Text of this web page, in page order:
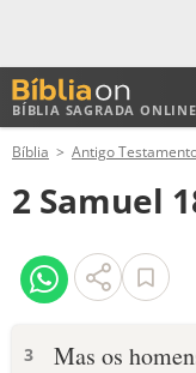
BÍBLIA SAGRADA ONLINE
ANTIGO
NOVO TESTAMENTO
VERSÍCULOS
Bíblia Antigo
2 Samuel
3
Mas os